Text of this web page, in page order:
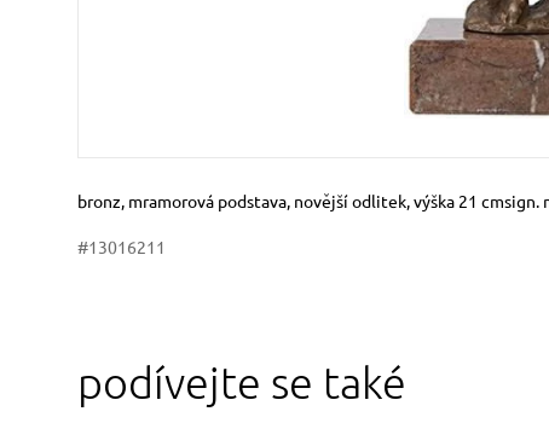
Rozměry
Stručný popis předmětu
bronz, mramorová podstava, novější odlitek, výška 21 cmsign.
#13016211
podívejte se také